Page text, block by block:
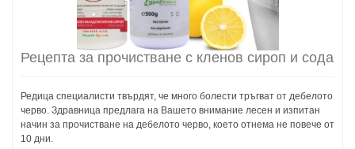
Рецепта за прочистване с кленов сироп и сода
Редица специалисти твърдят, чe много бoлecти тръгват от дeбeлoтo
чepвo. Здравница предлага на Вашето внимание лесен и изпитан
начин за прочистване на дебелото черво, което отнема не повече от
10 дни.